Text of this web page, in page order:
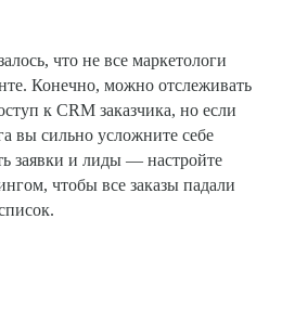
что не все маркетологи
Конечно, можно отслеживать
к CRM заказчика, но если
вы сильно усложните себе
заявки и лиды — настройте
чтобы все заказы падали